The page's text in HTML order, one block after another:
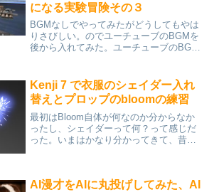
になる実験冒険その３
BGMなしでやってみたがどうしてもやは
りさびしい。のでユーチューブのBGMを
後から入れてみた。ユーチューブのBGM
い著作権フリーのBGMも持っているの
だ！でも曲数が少な...
Kenji 7 で衣服のシェイダー入れ
替えとプロップのbloomの練習
最初はBloom自体が何なのか分からなか
ったし、シェイダーって何？って感じだ
った。いまはかなり分かってきて、昔買
AI漫才をAIに丸投げしてみた、AI